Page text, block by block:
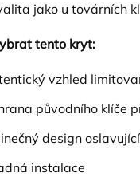
jako u továrních
tento kryt:
vzhled
původního klíče
design
instalace